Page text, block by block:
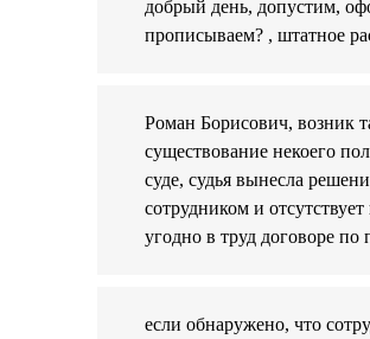
добрый день, допустим,
прописываем? , штатное
Роман Борисович, возник
существование некоего
суде, судья вынесла
сотрудником и
угодно в труд договоре
если обнаружено, что